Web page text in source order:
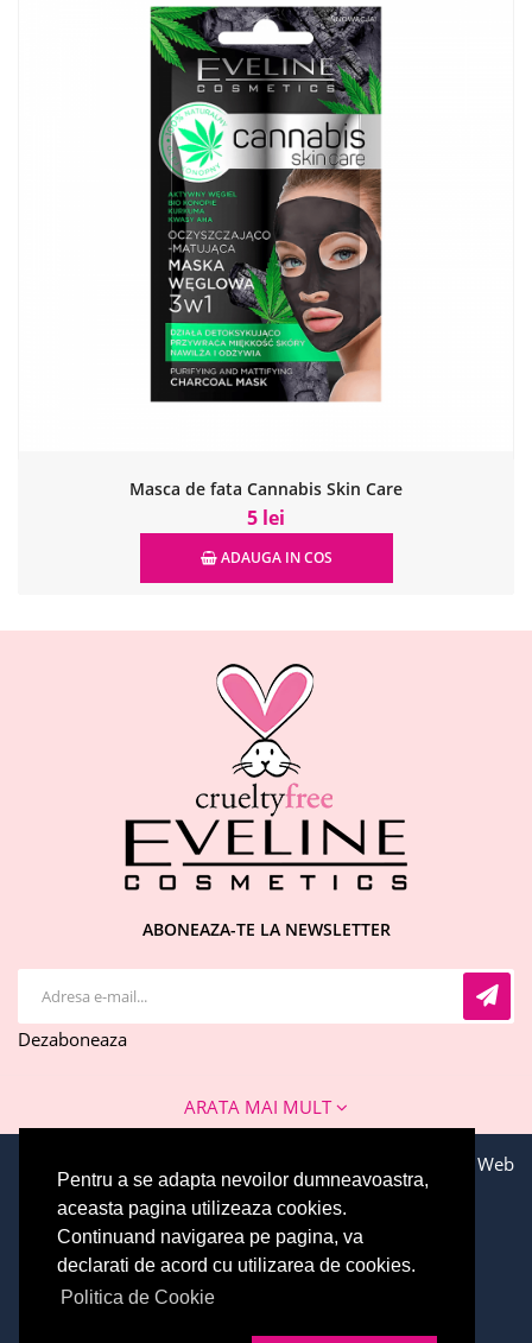
Pentru a se adapta nevoilor dumneavoastra,
aceasta pagina utilizeaza cookies.
Continuand navigarea pe pagina, va
declarati de acord cu utilizarea de cookies.
Politica de Cookie
Masca de fata Cannabis Skin Care
5 lei
ADAUGA IN COS
ABONEAZA-TE LA NEWSLETTER
Dezaboneaza
CONTACT INFO
Adresa: Adresa: Soseaua Bucuresti-Urziceni 63G,
Afumati, Ilfov
Email : office@evelinecosmetics.ro
Telefon: 0744 574 414
ARATA MAI MULT
Toate drepturile rezervate © 2026 EVELINE COSMETICS. Web
Development byWebEvolution.ro